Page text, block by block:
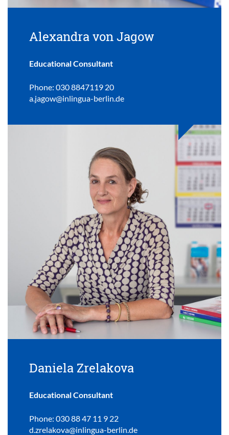
Alexandra von Jagow
Educational Consultant
Phone: 030 8847119 20
a.jagow@inlingua-berlin.de
Daniela Zrelakova
Educational Consultant
Phone: 030 88 47 11 9 22
d.zrelakova@inlingua-berlin.de